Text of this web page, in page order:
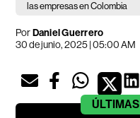
las empresas en Colombia
PorDaniel Guerrero
30 de junio, 2025 | 05:00 AM
ÚLTIMAS